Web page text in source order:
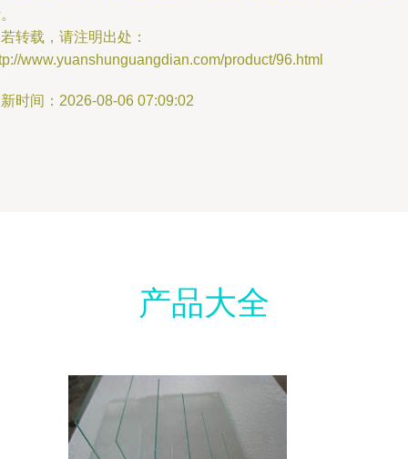
转载，请注明出处：
www.yuanshunguangdian.com/product/96.html
时间：2026-08-06 07:09:02
产品大全